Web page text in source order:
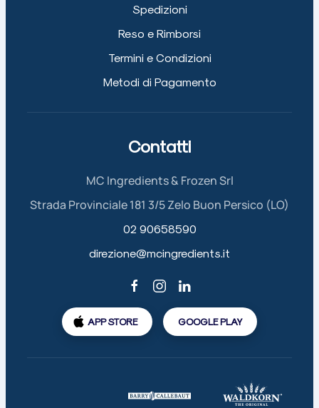
Spedizioni
Reso e Rimborsi
Termini e Condizioni
Metodi di Pagamento
Contatti
MC Ingredients & Frozen Srl
Strada Provinciale 181 3/5 Zelo Buon Persico (LO)
02 90658590
direzione@mcingredients.it
APP STORE GOOGLE PLAY